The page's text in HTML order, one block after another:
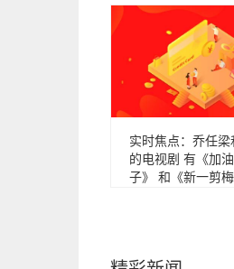
实时焦点：乔任
的电视剧 有《加
子》 和《新一剪梅